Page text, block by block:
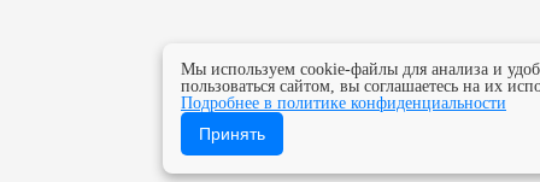
Мы используем cookie-файлы для анализа и
пользоваться сайтом, вы соглашаетесь на их
Подробнее в политике конфиденциальности
Принять